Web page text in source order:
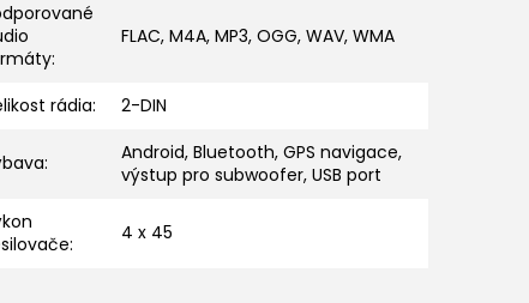
:
FLAC, M4A, MP3, OGG, WAV, WMA
rádia: 2-DIN
:
Android, Bluetooth, GPS navigace,
výstup pro subwoofer, USB port
: 4 x 45